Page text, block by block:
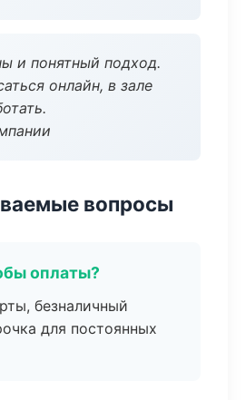
и понятный подход.
онлайн, в зале
вопросы
оплаты?
безналичный
для постоянных